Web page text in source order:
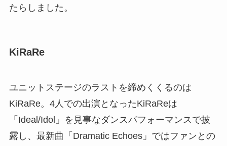
たらしました。
KiRaRe
ユニットステージのラストを締めくくるのは
KiRaRe。4人での出演となったKiRaReは
「Ideal/Idol」を見事なダンスパフォーマンスで披
露し、最新曲「Dramatic Echoes」ではファンとの